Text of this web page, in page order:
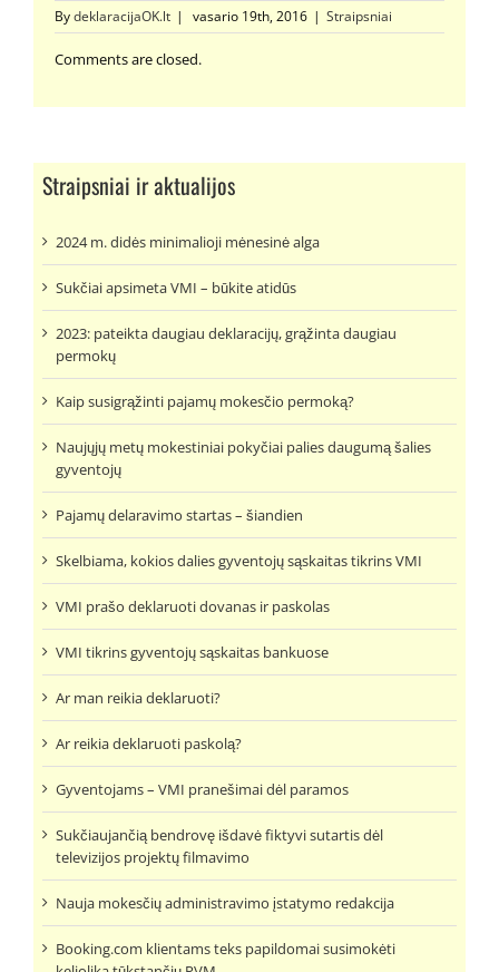
BydeklaracijaOK.lt | vasario 19th, 2016 | Straipsniai
Comments are closed.
Straipsniai ir aktualijos
2024 m. didės minimalioji mėnesinė alga
Sukčiai apsimeta VMI – būkite atidūs
2023: pateikta daugiau deklaracijų, grąžinta daugiau
permokų
Kaip susigrąžinti pajamų mokesčio permoką?
Naujųjų metų mokestiniai pokyčiai palies daugumą šalies
gyventojų
Pajamų delaravimo startas – šiandien
Skelbiama, kokios dalies gyventojų sąskaitas tikrins VMI
VMI prašo deklaruoti dovanas ir paskolas
VMI tikrins gyventojų sąskaitas bankuose
Ar man reikia deklaruoti?
Ar reikia deklaruoti paskolą?
Gyventojams – VMI pranešimai dėl paramos
Sukčiaujančią bendrovę išdavė fiktyvi sutartis dėl
televizijos projektų filmavimo
Nauja mokesčių administravimo įstatymo redakcija
Booking.com klientams teks papildomai susimokėti